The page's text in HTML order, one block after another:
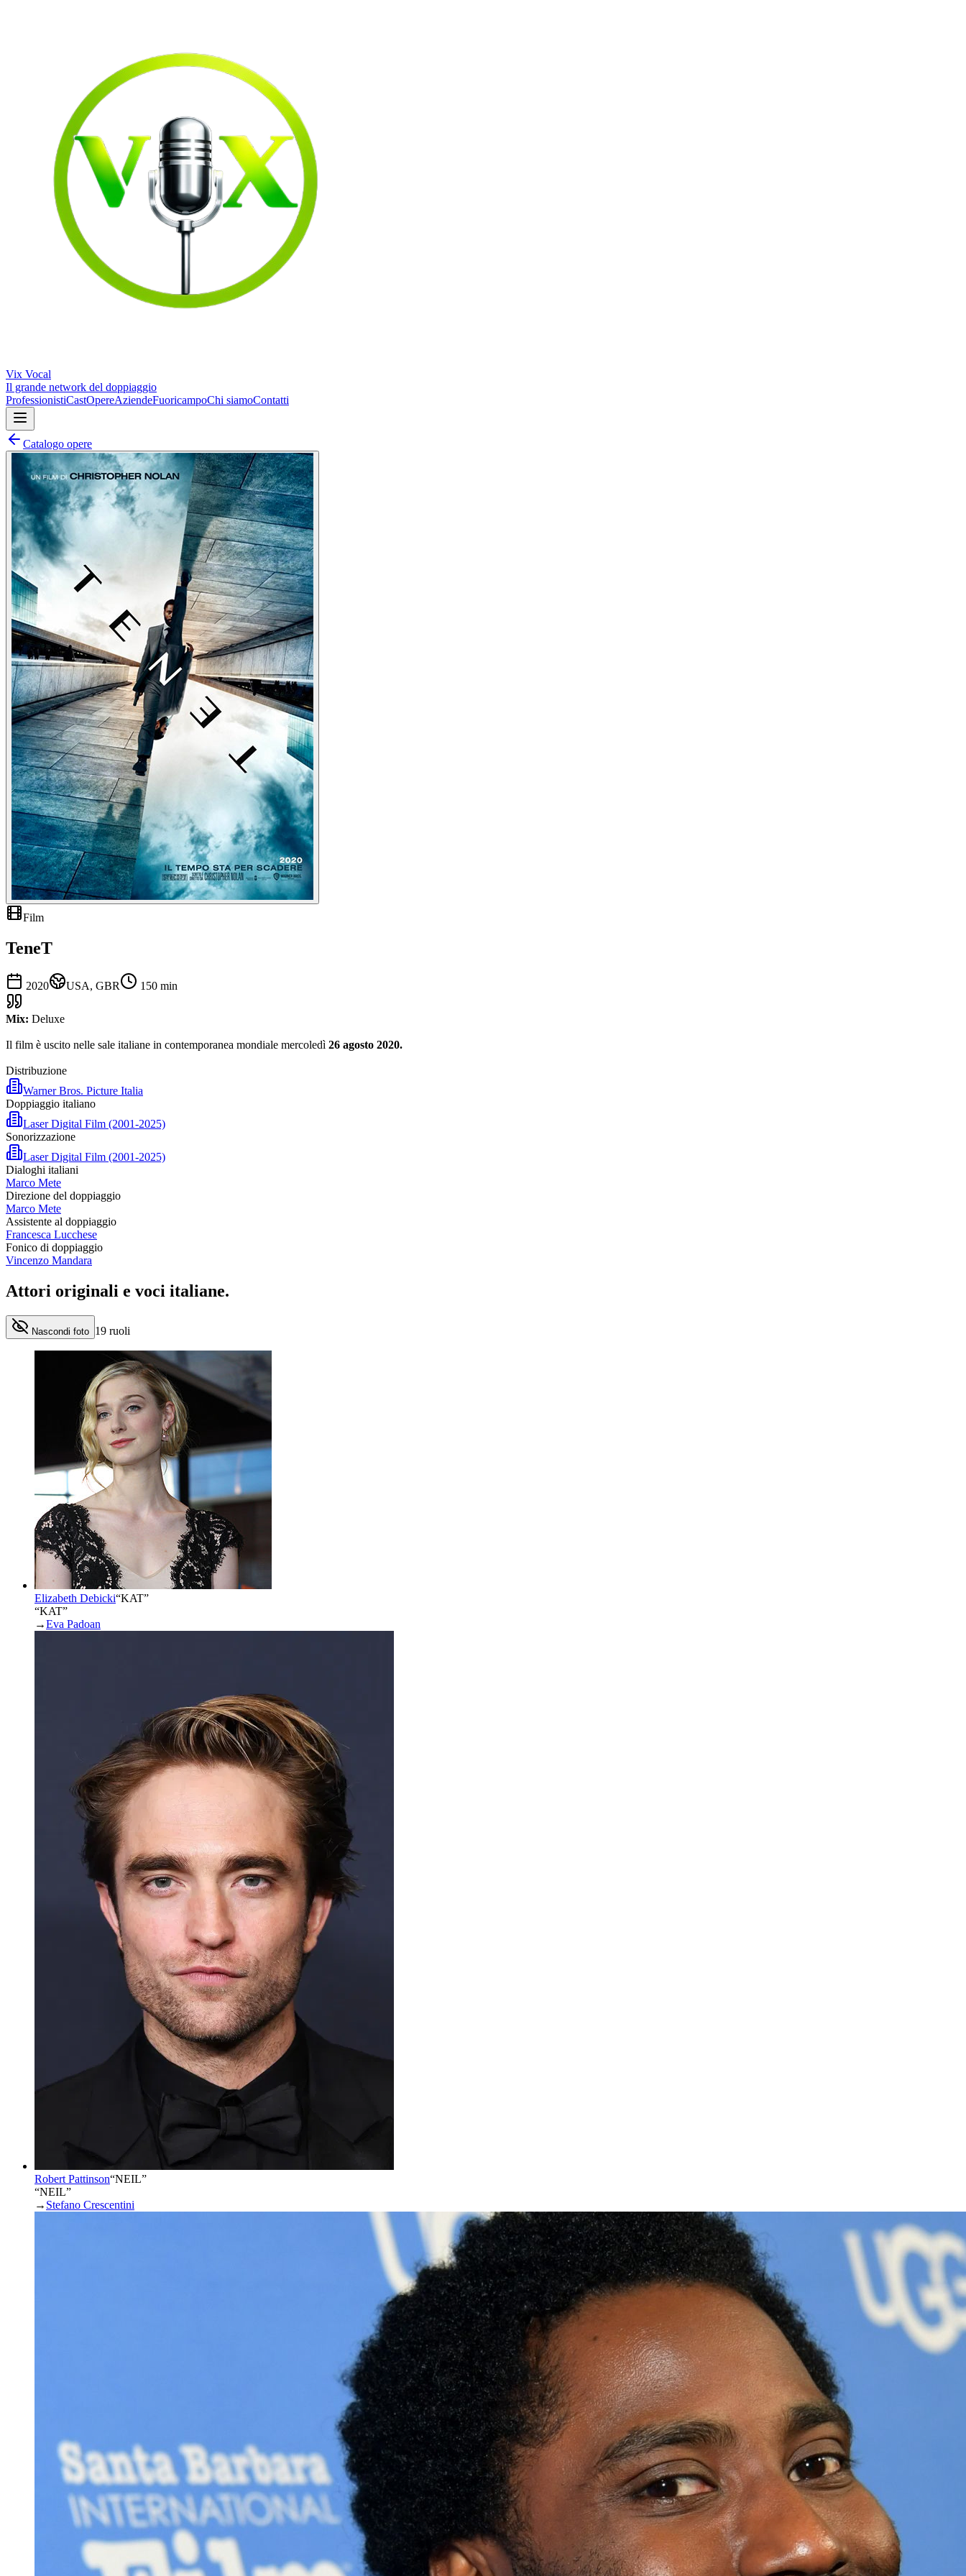
Vix Vocal
Il grande network del doppiaggio
ProfessionistiCastOpereAziendeFuoricampoChi siamoContatti
Catalogo opere
Film
TeneT
2020 USA, GBR 150 min
Mix: Deluxe
Il film è uscito nelle sale italiane in contemporanea mondiale mercoledì 26 agosto 2020.
Distribuzione
Warner Bros. Picture Italia
Doppiaggio italiano
Laser Digital Film (2001-2025)
Sonorizzazione
Laser Digital Film (2001-2025)
Dialoghi italiani
Marco Mete
Direzione del doppiaggio
Marco Mete
Assistente al doppiaggio
Francesca Lucchese
Fonico di doppiaggio
Vincenzo Mandara
Attori originali e voci italiane.
Nascondi foto 19 ruoli
Elizabeth Debicki“KAT”
“KAT”
→Eva Padoan
Robert Pattinson“NEIL”
“NEIL”
→ Stefano Crescentini